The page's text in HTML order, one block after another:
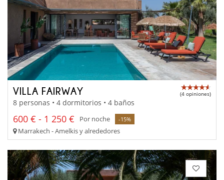
VILLA FAIRWAY (4 opiniones)
8 personas • 4 dormitorios • 4 baños
600 € - 1 250 € Por noche -15%
Marrakech - Amelkis y alrededores